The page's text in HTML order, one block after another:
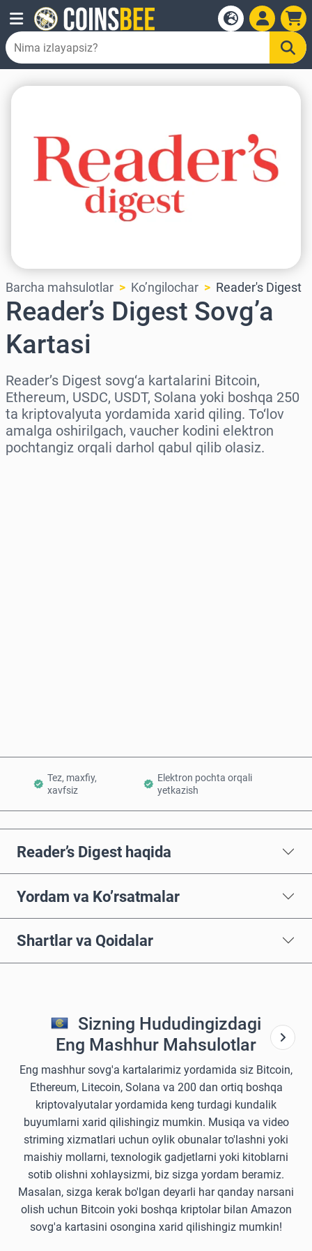
Barcha mahsulotlar Ko’ngilochar Reader's Digest
Reader’s Digest Sovg’a
Kartasi
Reader’s Digest sovg‘a kartalarini Bitcoin,
Ethereum, USDC, USDT, Solana yoki boshqa 250
ta kriptovalyuta yordamida xarid qiling. To‘lov
amalga oshirilgach, vaucher kodini elektron
pochtangiz orqali darhol qabul qilib olasiz.
Tez, maxfiy,
xavfsiz
Elektron pochta orqali
yetkazish
Reader’s Digest haqida
Yordam va Ko’rsatmalar
Shartlar va Qoidalar
Sizning Hududingizdagi
Eng Mashhur Mahsulotlar
Eng mashhur sovg'a kartalarimiz yordamida siz Bitcoin,
Ethereum, Litecoin, Solana va 200 dan ortiq boshqa
kriptovalyutalar yordamida keng turdagi kundalik
buyumlarni xarid qilishingiz mumkin. Musiqa va video
striming xizmatlari uchun oylik obunalar to'lashni yoki
maishiy mollarni, texnologik gadjetlarni yoki kitoblarni
sotib olishni xohlaysizmi, biz sizga yordam beramiz.
Masalan, sizga kerak bo'lgan deyarli har qanday narsani
olish uchun Bitcoin yoki boshqa kriptolar bilan Amazon
sovg'a kartasini osongina xarid qilishingiz mumkin!